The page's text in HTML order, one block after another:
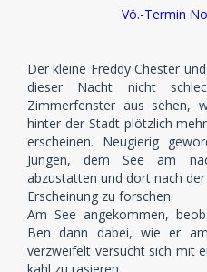
Vö.-Termin
Der kleine Freddy Chester
dieser Nacht nicht
Zimmerfenster aus sehen,
hinter der Stadt plötzlich
erscheinen. Neugierig
Jungen, dem See am
abzustatten und dort nach
Erscheinung zu forschen.
Am See angekommen,
Ben dann dabei, wie er
verzweifelt versucht sich mit